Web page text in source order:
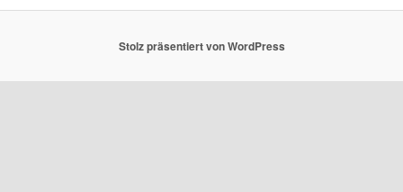
Stolz präsentiert von WordPress